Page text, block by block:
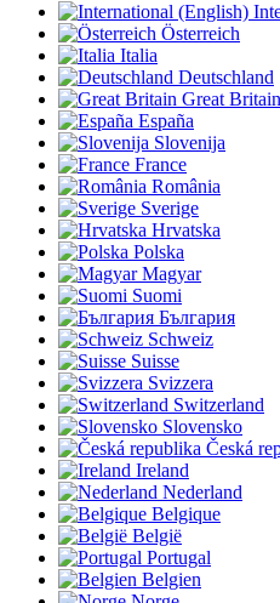
Österreich
Italia
Deutschland
Great Britain
España
Slovenija
France
România
Sverige
Hrvatska
Polska
Magyar
Suomi
България
Schweiz
Suisse
Svizzera
Switzerland
Slovensko
Česká
Ireland
Nederland
Belgique
België
Portugal
Belgien